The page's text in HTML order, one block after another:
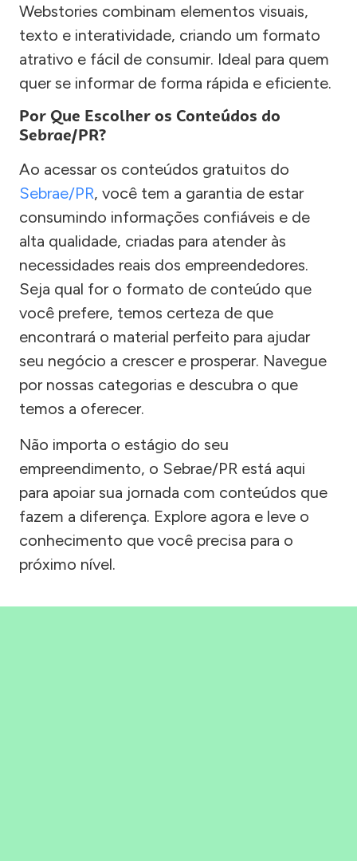
Webstories combinam elementos visuais,
texto e interatividade, criando um formato
atrativo e fácil de consumir. Ideal para quem
quer se informar de forma rápida e eficiente.
Por Que Escolher os Conteúdos do
Sebrae/PR?
Ao acessar os conteúdos gratuitos do
Sebrae/PR, você tem a garantia de estar
consumindo informações confiáveis e de
alta qualidade, criadas para atender às
necessidades reais dos empreendedores.
Seja qual for o formato de conteúdo que
você prefere, temos certeza de que
encontrará o material perfeito para ajudar
seu negócio a crescer e prosperar. Navegue
por nossas categorias e descubra o que
temos a oferecer.
Não importa o estágio do seu
empreendimento, o Sebrae/PR está aqui
para apoiar sua jornada com conteúdos que
fazem a diferença. Explore agora e leve o
conhecimento que você precisa para o
próximo nível.